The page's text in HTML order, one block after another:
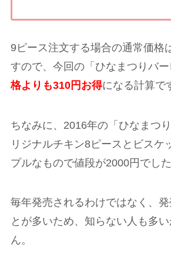
9ピース注文する場合の通常価格
すので、今回の「ひなまつりバ
格よりも310円お得になる計算で
ちなみに、2016年の「ひなまつ
リジナルチキン8ピースとビスケ
プルなもので値段が2000円でした
毎年発売されるわけではなく、
とが多いため、知らない人も多
ん。